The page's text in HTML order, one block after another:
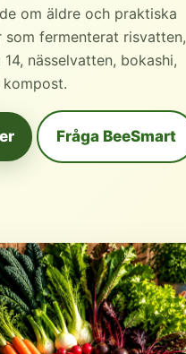
om äldre och praktiska
som fermenterat risvatten,
nässelvatten, bokashi,
Fråga BeeSmart